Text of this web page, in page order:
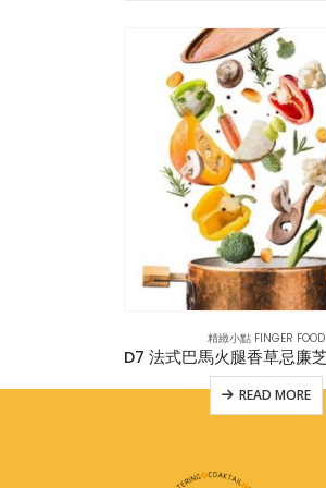
精緻小點 FINGER FOOD
READ MORE